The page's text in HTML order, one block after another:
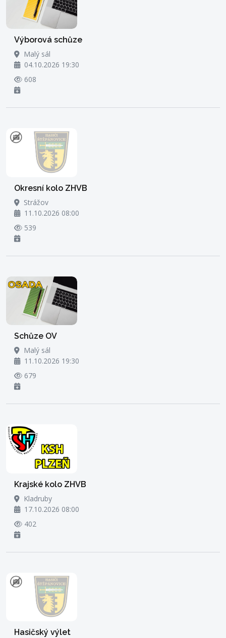
Výborová schůze
Malý sál
04.10.2026 19:30
608
Okresní kolo ZHVB
Strážov
11.10.2026 08:00
539
Schůze OV
Malý sál
11.10.2026 19:30
679
Krajské kolo ZHVB
Kladruby
17.10.2026 08:00
402
Hasičský výlet